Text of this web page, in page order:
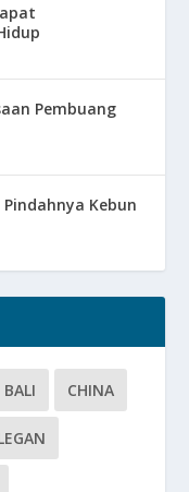
Pembuang
Kebun
BALI CHINA